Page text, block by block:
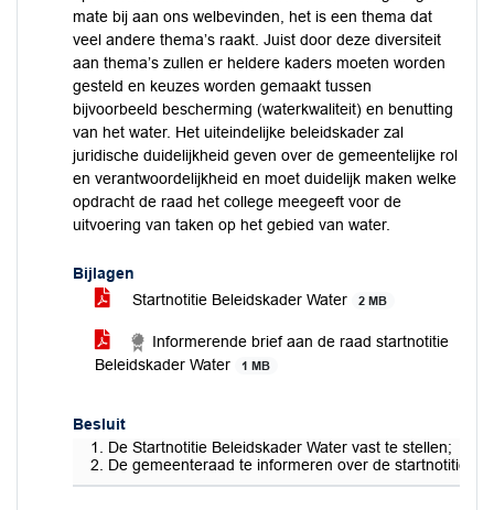
mate bij aan ons welbevinden, het is een thema dat
veel andere thema’s raakt. Juist door deze diversiteit
aan thema’s zullen er heldere kaders moeten worden
gesteld en keuzes worden gemaakt tussen
bijvoorbeeld bescherming (waterkwaliteit) en benutting
van het water. Het uiteindelijke beleidskader zal
juridische duidelijkheid geven over de gemeentelijke rol
en verantwoordelijkheid en moet duidelijk maken welke
opdracht de raad het college meegeeft voor de
uitvoering van taken op het gebied van water.
Bijlagen
Startnotitie Beleidskader Water
2 MB
Informerende brief aan de raad startnotitie
Beleidskader Water
1 MB
Besluit
De Startnotitie Beleidskader Water vast te stellen;
De gemeenteraad te informeren over de startnotitie